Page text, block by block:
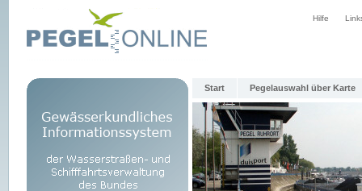
Hilfe
Start Pegelauswahl über Karte